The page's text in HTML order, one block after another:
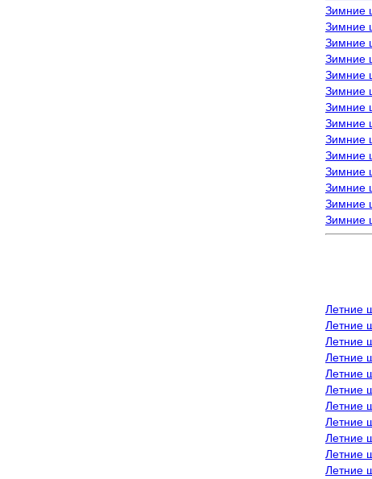
Зимние
Зимние
Зимние
Зимние
Зимние
Зимние
Зимние
Зимние
Зимние
Зимние
Зимние
Зимние
Зимние
Зимние
Летние
Летние
Летние
Летние
Летние
Летние
Летние
Летние
Летние
Летние
Летние